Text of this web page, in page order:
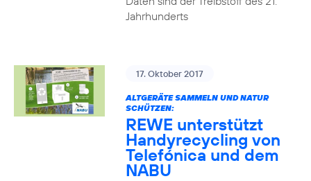
Jahrhunderts
17. Oktober 2017
ALTGERÄTE SAMMELN UND NATUR
SCHÜTZEN:
REWE unterstützt
Handyrecycling von
Telefónica und dem
NABU